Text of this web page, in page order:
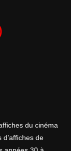
du cinéma
de